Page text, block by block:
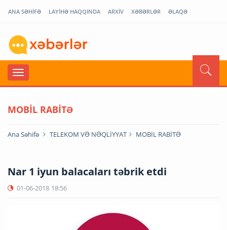
ANA SƏHİFƏ LAYİHƏ HAQQINDA ARXİV XƏBƏRLƏR ƏLAQƏ
MOBİL RABİTƏ
Ana Səhifə TELEKOM VƏ NƏQLİYYAT MOBİL RABİTƏ
Nar 1 iyun balacaları təbrik etdi
01-06-2018 18:56